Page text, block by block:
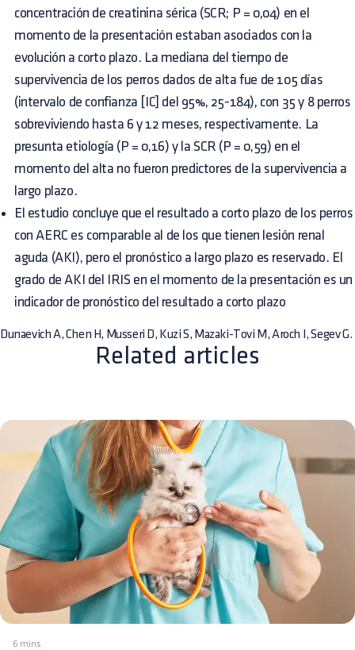
concentración de creatinina sérica (SCR; P = 0,04) en el
momento de la presentación estaban asociados con la
evolución a corto plazo. La mediana del tiempo de
supervivencia de los perros dados de alta fue de 105 días
(intervalo de confianza [IC] del 95%, 25-184), con 35 y 8 perros
sobreviviendo hasta 6 y 12 meses, respectivamente. La
presunta etiología (P = 0,16) y la SCR (P = 0,59) en el
momento del alta no fueron predictores de la supervivencia a
largo plazo.
El estudio concluye que el resultado a corto plazo de los perros
con AERC es comparable al de los que tienen lesión renal
aguda (AKI), pero el pronóstico a largo plazo es reservado. El
grado de AKI del IRIS en el momento de la presentación es un
indicador de pronóstico del resultado a corto plazo
Dunaevich A, Chen H, Musseri D, Kuzi S, Mazaki-Tovi M, Aroch I, Segev G.
Related articles
6 mins